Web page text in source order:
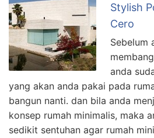
Stylish
Cero
Sebelum
anda
yang akan anda pakai pada
bangun nanti. dan bila anda
konsep rumah minimalis, maka
sedikit sentuhan agar rumah